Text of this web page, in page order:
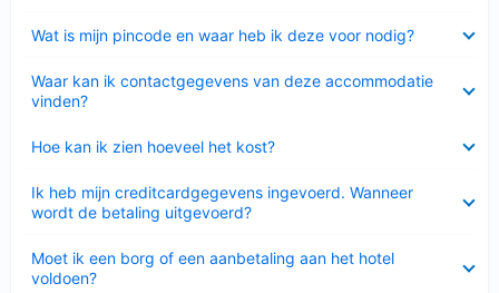
Wat is mijn pincode en waar heb ik deze voor nodig?
Waar kan ik contactgegevens van deze accommodatie
vinden?
Hoe kan ik zien hoeveel het kost?
Ik heb mijn creditcardgegevens ingevoerd. Wanneer
wordt de betaling uitgevoerd?
Moet ik een borg of een aanbetaling aan het hotel
voldoen?